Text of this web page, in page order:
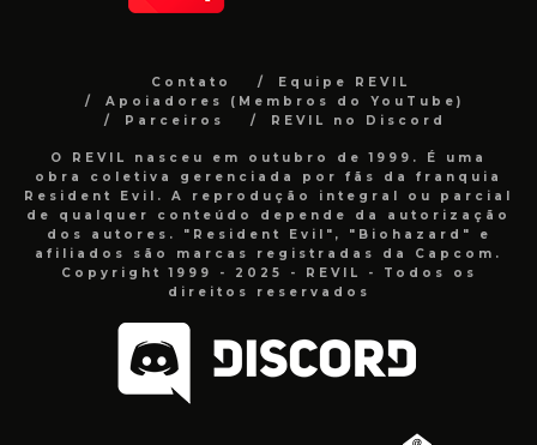
Contato
Equipe REVIL
Apoiadores (Membros do YouTube)
Parceiros
REVIL no Discord
O REVIL nasceu em outubro de 1999. É uma
obra coletiva gerenciada por fãs da franquia
Resident Evil. A reprodução integral ou parcial
de qualquer conteúdo depende da autorização
dos autores. "Resident Evil", "Biohazard" e
afiliados são marcas registradas da Capcom.
Copyright 1999 - 2025 - REVIL - Todos os
direitos reservados